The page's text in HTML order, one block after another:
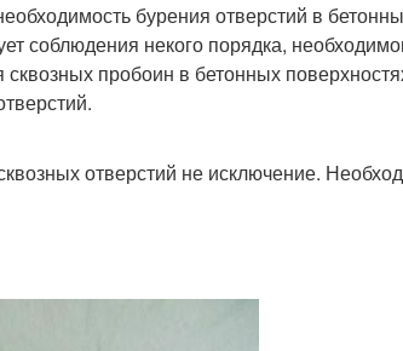
бурения отверстий в
соблюдения некого порядка,
пробоин в бетонных
отверстий не исключение.